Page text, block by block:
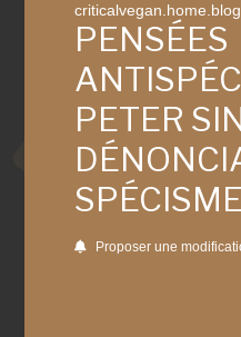
criticalvegan.home.blog
PENSÉES
PETER
SPÉCISME
Proposer une